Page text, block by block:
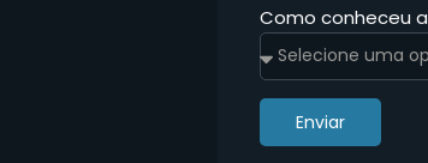
Como conheceu
Enviar